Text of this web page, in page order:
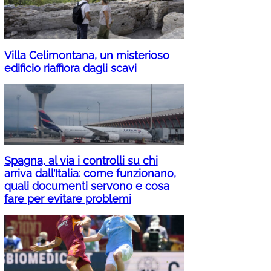
Villa Celimontana, un misterioso
edificio riaffiora dagli scavi
Spagna, al via i controlli su chi
arriva dall’Italia: come funzionano,
quali documenti servono e cosa
fare per evitare problemi